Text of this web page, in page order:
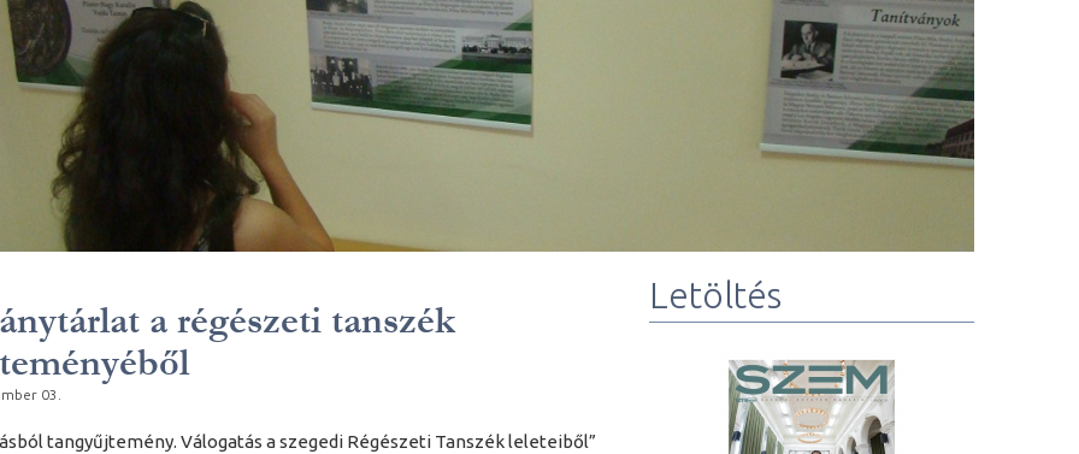
a régészeti tanszék
03.
tangyűjtemény. Válogatás a szegedi Régészeti Tanszék leleteiből”
Letöltés